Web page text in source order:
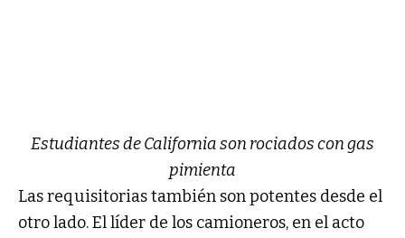
Estudiantes de California son rociados con gas
pimienta
Las requisitorias también son potentes desde el
otro lado. El líder de los camioneros, en el acto